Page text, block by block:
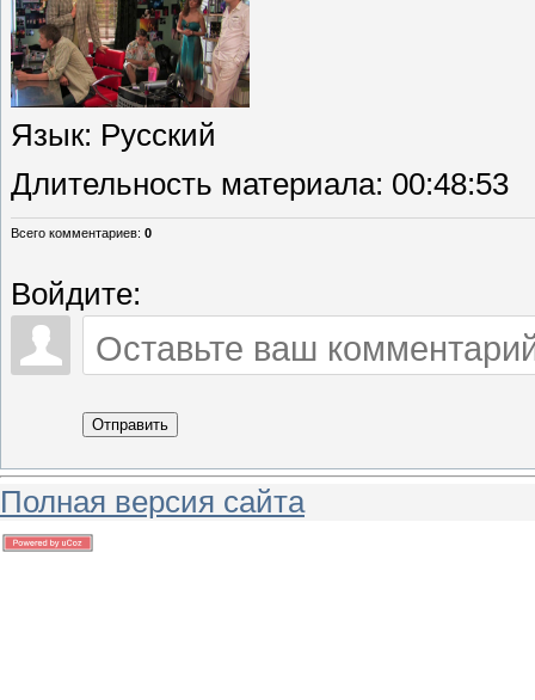
Язык: Русский
Длительность материала: 00:48:53
Всего комментариев: 0
Войдите:
Отправить
Полная версия сайта